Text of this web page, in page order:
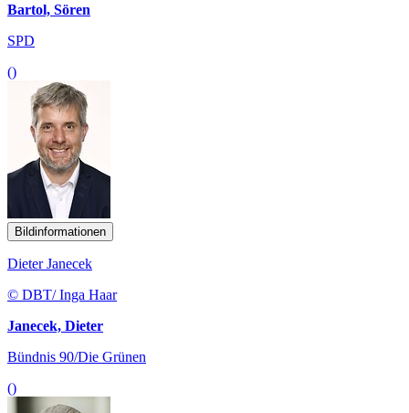
Bartol, Sören
SPD
()
Bildinformationen
Dieter Janecek
© DBT/ Inga Haar
Janecek, Dieter
Bündnis 90/Die Grünen
()